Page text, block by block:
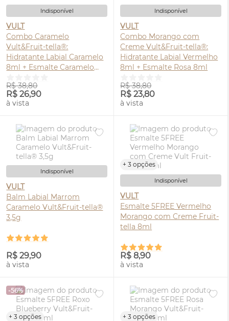
Indisponível
VULT
Combo Caramelo
Vult&Fruit-tella®:
Hidratante Labial Caramelo
8ml + Esmalte Caramelo
R$ 38,80
R$ 26,90
à vista
Indisponível
VULT
Combo Morango com
Creme Vult&Fruit-tella®:
Hidratante Labial Vermelho
8ml + Esmalte Rosa 8ml
R$ 38,80
R$ 23,80
à vista
Indisponível
VULT
Balm Labial Marrom
Caramelo Vult&Fruit-tella®
3,5g
R$ 29,90
à vista
+ 3 opções
Indisponível
VULT
Esmalte 5FREE Vermelho
Morango com Creme Fruit-
tella 8ml
R$ 8,90
à vista
-56%
+ 3 opções + 3 opções